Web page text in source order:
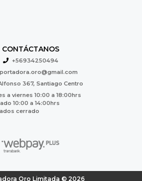
CONTÁCTANOS
+56934250494
367, Santiago Centro
a viernes 10:00 a 18:00hrs
10:00 a 14:00hrs
cerrado
Oro Limitada © 2026